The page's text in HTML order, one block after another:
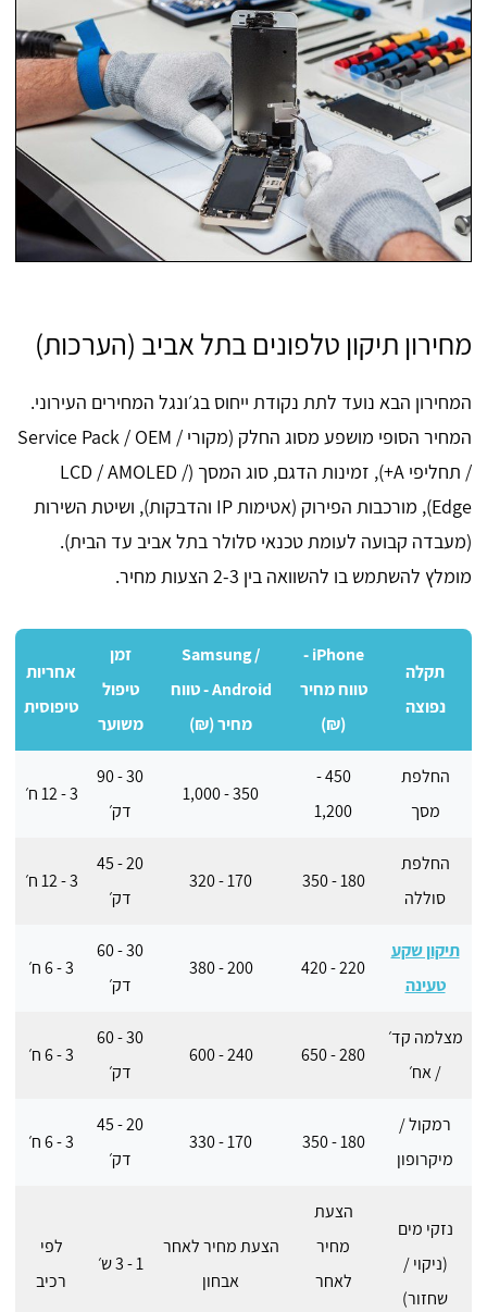
מחירון תיקון טלפונים בתל אביב (הערכות)
המחירון הבא נועד לתת נקודת ייחוס בג׳ונגל המחירים העירוני.
המחיר הסופי מושפע מסוג החלק (מקורי / Service Pack / OEM
/ תחליפי A+), זמינות הדגם, סוג המסך (LCD / AMOLED /
Edge), מורכבות הפירוק (אטימות IP והדבקות), ושיטת השירות
(מעבדה קבועה לעומת טכנאי סלולר בתל אביב עד הבית).
מומלץ להשתמש בו להשוואה בין 2-3 הצעות מחיר.
תקלה
נפוצה
iPhone -
טווח מחיר
(₪)
Samsung /
Android - טווח
מחיר (₪)
זמן
טיפול
משוער
אחריות
טיפוסית
החלפת
מסך
450 -
1,200
350 - 1,000
30 - 90
דק׳
3 - 12 ח׳
החלפת
סוללה
180 - 350
170 - 320
20 - 45
דק׳
3 - 12 ח׳
תיקון שקע
טעינה
220 - 420
200 - 380
30 - 60
דק׳
3 - 6 ח׳
מצלמה קד׳
/ אח׳
280 - 650
240 - 600
30 - 60
דק׳
3 - 6 ח׳
רמקול /
מיקרופון
180 - 350
170 - 330
20 - 45
דק׳
3 - 6 ח׳
נזקי מים
(ניקוי /
שחזור)
הצעת
מחיר
לאחר
הצעת מחיר לאחר
אבחון
1 - 3 ש׳
לפי
רכיב